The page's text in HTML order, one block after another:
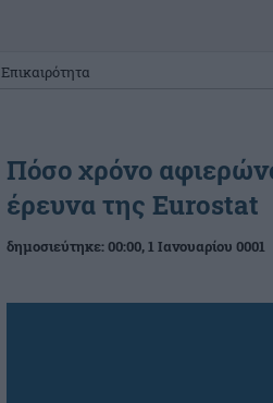
Επικαιρότητα
Πόσο χρόνο
έρευνα της Eurostat
δημοσιεύτηκε:00:00, 1 Ιανουαρίου 0001